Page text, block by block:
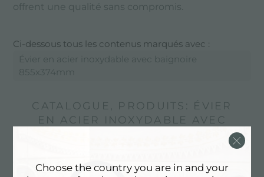
offrent une qualité sans compromis.
Ci-dessous tous les contenus marqués avec :
Évier en acier inoxydable avec baignoire
855x374mm
CATALOGUE, PRODUITS: ÉVIER
EN ACIER INOXYDABLE AVEC
Choose the country you are in and your